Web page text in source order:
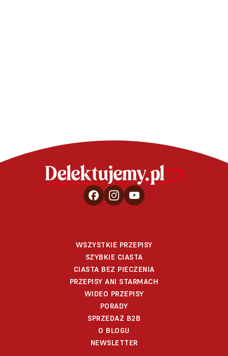
WSZYSTKIE PRZEPISY
SZYBKIE CIASTA
CIASTA BEZ PIECZENIA
PRZEPISY ANI STARMACH
WIDEO PRZEPISY
PORADY
SPRZEDAŻ B2B
O BLOGU
NEWSLETTER